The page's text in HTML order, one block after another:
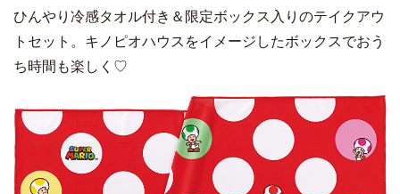
ひんやり冷感タオル付き＆限定ボックス入りのテイクアウ
トセット。キノピオハウスをイメージしたボックスでおう
ち時間も楽しく♡